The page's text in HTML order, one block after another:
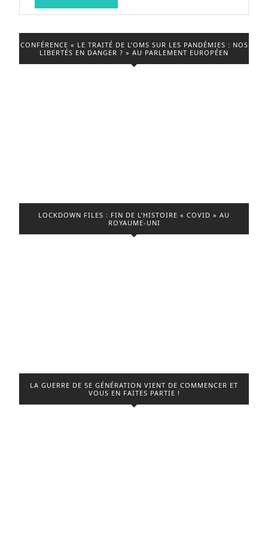
!
Direct
avec
vous
VIDEO
CONFÉRENCE « LE TRAITÉ DE L’OMS SUR LES PANDÉMIES : NOS
LIBERTÉS EN DANGER ? » AU PARLEMENT EUROPÉEN
LOCKDOWN FILES : FIN DE L’HISTOIRE « COVID » AU
ROYAUME-UNI
LA GUERRE DE 5E GÉNÉRATION VIENT DE COMMENCER ET
VOUS EN FAITES PARTIE !